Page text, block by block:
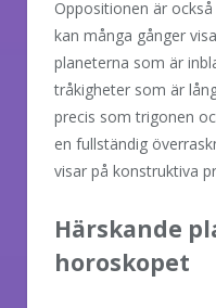
Oppositionen är
kan många gånger
planeterna som är
tråkigheter som är
precis som trigonen
en fullständig
visar på konstruktiva
Härskande
horoskopet